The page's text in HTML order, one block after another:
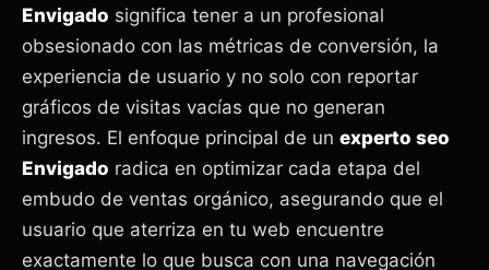
Envigado significa tener a un profesional
obsesionado con las métricas de conversión, la
experiencia de usuario y no solo con reportar
gráficos de visitas vacías que no generan
ingresos. El enfoque principal de un experto seo
Envigado radica en optimizar cada etapa del
embudo de ventas orgánico, asegurando que el
usuario que aterriza en tu web encuentre
exactamente lo que busca con una navegación